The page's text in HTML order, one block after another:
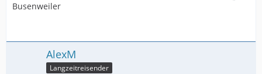
Busenweiler
AlexM
Langzeitreisender